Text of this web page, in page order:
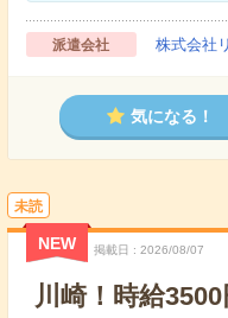
派遣会社 株式会社
気になる！
未読
NEW 掲載日 2026/08/07
川崎！時給